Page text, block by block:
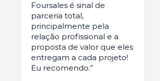
Foursales é sinal de
parceria total,
principalmente pela
relação profissional e a
proposta de valor que eles
entregam a cada projeto!
Eu recomendo.”